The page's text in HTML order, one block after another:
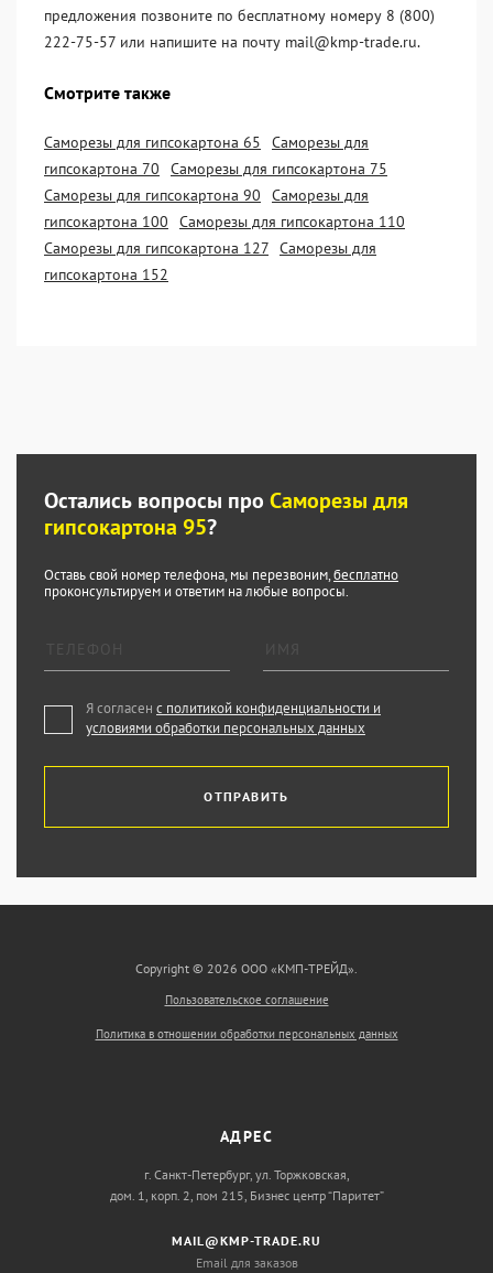
предложения позвоните по бесплатному номеру 8 (800)
222-75-57 или напишите на почту mail@kmp-trade.ru.
Смотрите также
Саморезы для гипсокартона 65
Саморезы для
гипсокартона 70
Саморезы для гипсокартона 75
Саморезы для гипсокартона 90
Саморезы для
гипсокартона 100
Саморезы для гипсокартона 110
Саморезы для гипсокартона 127 Саморезы для
гипсокартона 152
Остались вопросы про Саморезы для
гипсокартона 95?
Оставь свой номер телефона, мы перезвоним,бесплатно
проконсультируем и ответим на любые вопросы.
Я согласен с политикой конфиденциальности и
условиями обработки персональных данных
ОТПРАВИТЬ
Copyright © 2026 ООО «КМП-ТРЕЙД».
Пользовательское соглашение
Политика в отношении обработки персональных данных
АДРЕС
г. Санкт-Петербург, ул. Торжковская,
дом. 1, корп. 2, пом 215, Бизнес центр “Паритет”
MAIL@KMP-TRADE.RU
Email для заказов